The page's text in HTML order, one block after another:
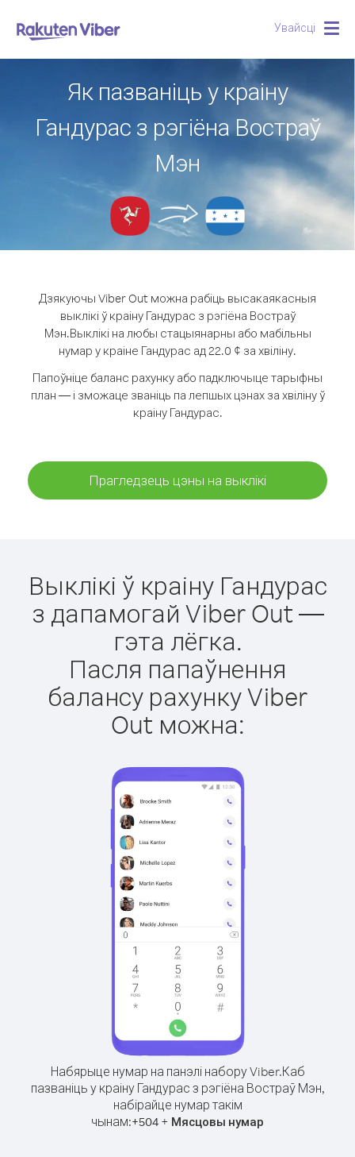
Увайсці
Як пазваніць у краіну
Гандурас з рэгіёна Востраў
Мэн
Дзякуючы Viber Out можна рабіць высакаякасныя
выклікі ў краіну Гандурас з рэгіёна Востраў
Мэн.Выклікі на любы стацыянарны або мабільны
нумар у краіне Гандурас ад 22.0 ¢ за хвіліну.
Папоўніце баланс рахунку або падключыце тарыфны
план — і зможаце званіць па лепшых цэнах за хвіліну ў
краіну Гандурас.
Прагледзець цэны на выклікі
Выклікі ў краіну Гандурас
з дапамогай Viber Out —
гэта лёгка.
Пасля папаўнення
балансу рахунку Viber
Out можна:
Набярыце нумар на панэлі набору Viber.Каб
пазваніць у краіну Гандурас з рэгіёна Востраў Мэн,
набірайце нумар такім
чынам:+504 + Мясцовы нумар